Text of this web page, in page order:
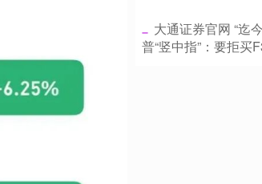
大通证券官网 “迄
普“竖中指”：要拒买